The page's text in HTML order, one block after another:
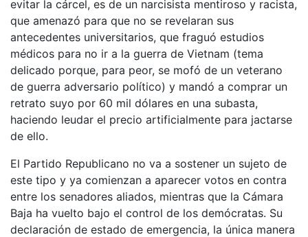
evitar la cárcel, es de un narcisista mentiroso y racista,
que amenazó para que no se revelaran sus
antecedentes universitarios, que fraguó estudios
médicos para no ir a la guerra de Vietnam (tema
delicado porque, para peor, se mofó de un veterano
de guerra adversario político) y mandó a comprar un
retrato suyo por 60 mil dólares en una subasta,
haciendo leudar el precio artificialmente para jactarse
de ello.
El Partido Republicano no va a sostener un sujeto de
este tipo y ya comienzan a aparecer votos en contra
entre los senadores aliados, mientras que la Cámara
Baja ha vuelto bajo el control de los demócratas. Su
declaración de estado de emergencia, la única manera